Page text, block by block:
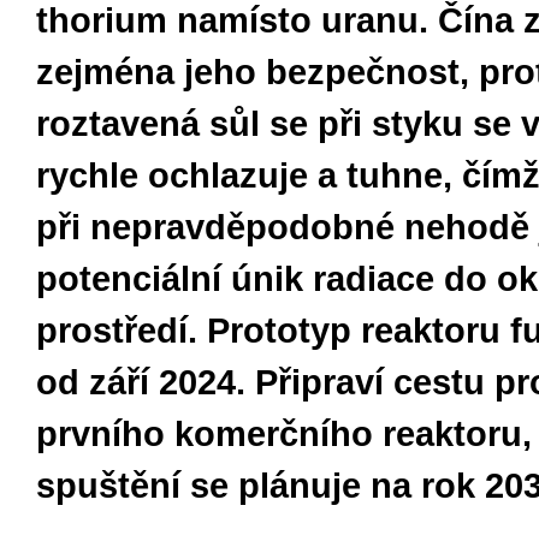
thorium namísto uranu. Čína
zejména jeho bezpečnost,
roztavená sůl se při styku se
rychle ochlazuje a tuhne,
při nepravděpodobné
potenciální únik radiace do
prostředí. Prototyp reaktoru
od září 2024. Připraví cestu
prvního komerčního
spuštění se plánuje na rok